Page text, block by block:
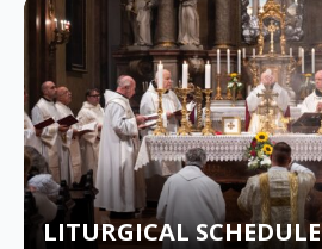
LITURGICAL SCHEDULE